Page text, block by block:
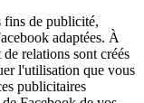
fins de publicité,
adaptées. À
relations sont créés
l'utilisation que vous
publicitaires